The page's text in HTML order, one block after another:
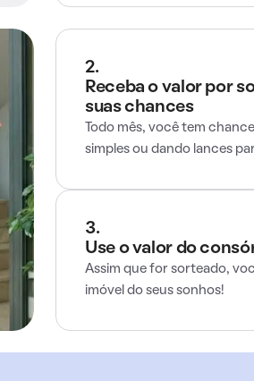
2.
Receba o valor por
suas chances
Todo mês, você tem
simples ou dando lances
3.
Use o valor do
Assim que for sorteado,
imóvel do seus sonhos!